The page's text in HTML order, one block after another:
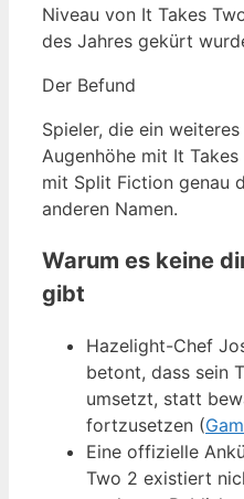
Niveau von It Takes
des Jahres gekürt
Der Befund
Spieler, die ein
Augenhöhe mit It
mit Split Fiction genau
anderen Namen.
Warum es keine
gibt
Hazelight-Chef
betont, dass sein
umsetzt, statt
fortzusetzen (
Eine offizielle
Two 2 existiert